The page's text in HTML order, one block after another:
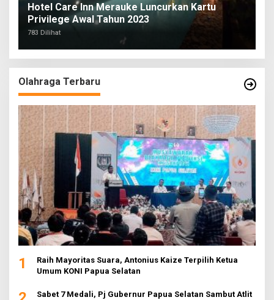
Hotel Care Inn Merauke Luncurkan Kartu
Privilege Awal Tahun 2023
783 Dilihat
Olahraga Terbaru
1
Raih Mayoritas Suara, Antonius Kaize Terpilih Ketua
Umum KONI Papua Selatan
Sabet 7 Medali, Pj Gubernur Papua Selatan Sambut Atlit